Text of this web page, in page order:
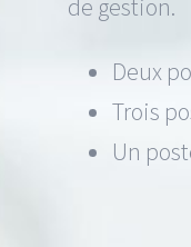
de gestion.
Deux
Trois
Un